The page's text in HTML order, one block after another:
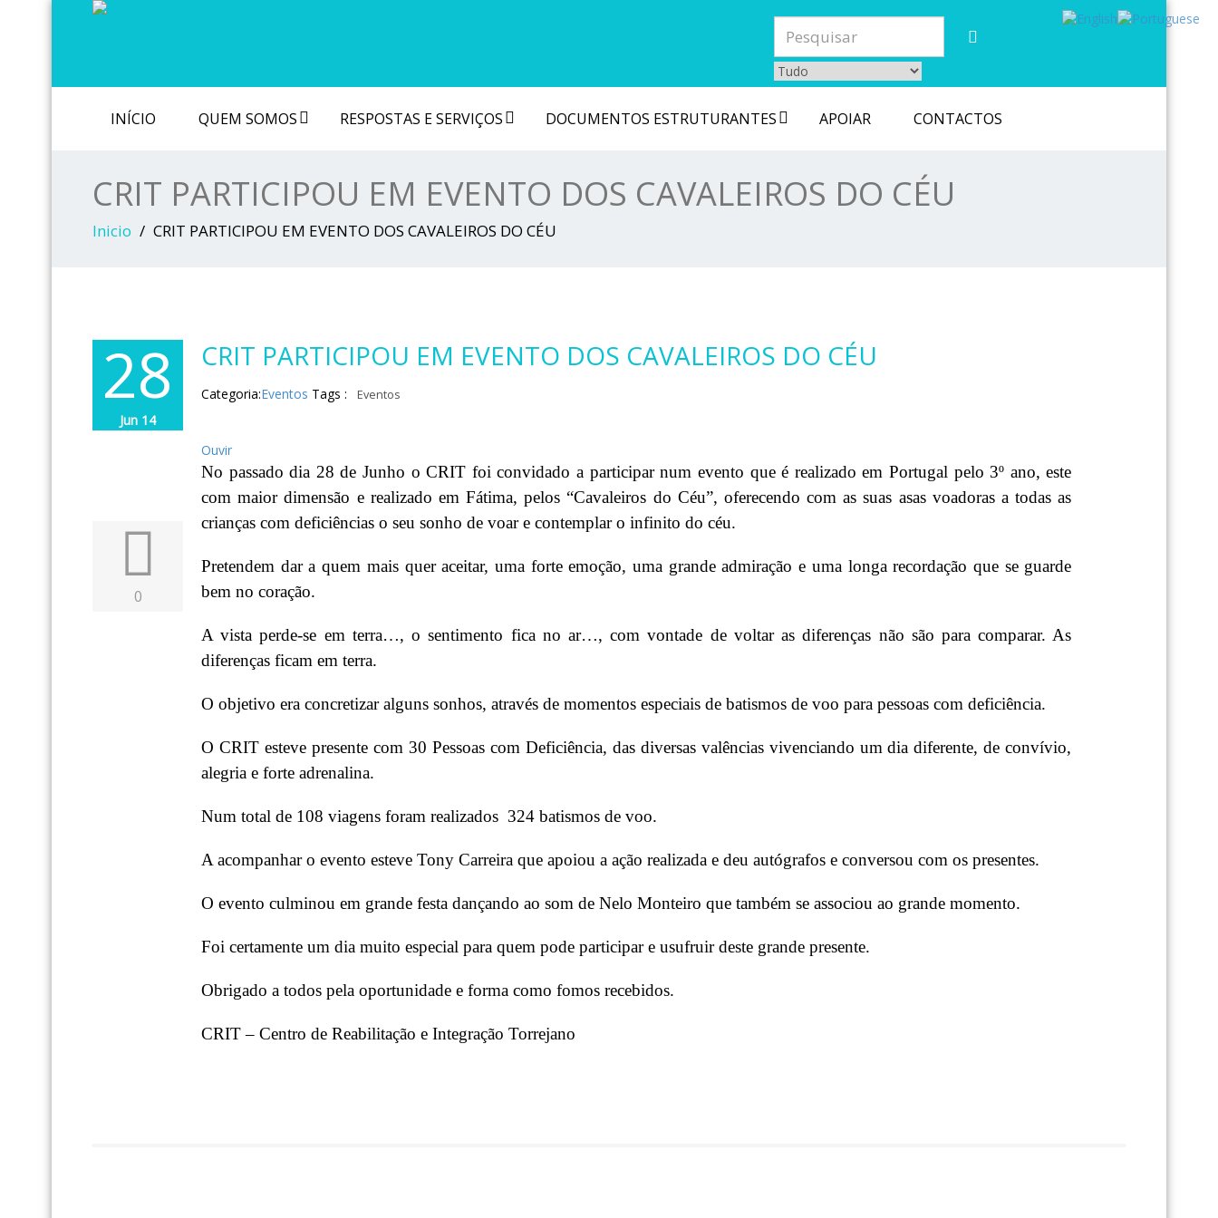
INÍCIO QUEM SOMOS RESPOSTAS E SERVIÇOS DOCUMENTOS ESTRUTURANTES APOIAR CONTACTOS
CRIT PARTICIPOU EM EVENTO DOS CAVALEIROS DO CÉU
Inicio CRIT PARTICIPOU EM EVENTO DOS CAVALEIROS DO CÉU
28
Jun 14
0
CRIT PARTICIPOU EM EVENTO DOS CAVALEIROS DO CÉU
Categoria:Eventos Tags : Eventos
Ouvir
No passado dia 28 de Junho o CRIT foi convidado a participar num evento que é realizado em Portugal pelo 3º ano, este
com maior dimensão e realizado em Fátima, pelos “Cavaleiros do Céu”, oferecendo com as suas asas voadoras a todas as
crianças com deficiências o seu sonho de voar e contemplar o infinito do céu.
Pretendem dar a quem mais quer aceitar, uma forte emoção, uma grande admiração e uma longa recordação que se guarde
bem no coração.
A vista perde-se em terra…, o sentimento fica no ar…, com vontade de voltar as diferenças não são para comparar. As
diferenças ficam em terra.
O objetivo era concretizar alguns sonhos, através de momentos especiais de batismos de voo para pessoas com deficiência.
O CRIT esteve presente com 30 Pessoas com Deficiência, das diversas valências vivenciando um dia diferente, de convívio,
alegria e forte adrenalina.
Num total de 108 viagens foram realizados 324 batismos de voo.
A acompanhar o evento esteve Tony Carreira que apoiou a ação realizada e deu autógrafos e conversou com os presentes.
O evento culminou em grande festa dançando ao som de Nelo Monteiro que também se associou ao grande momento.
Foi certamente um dia muito especial para quem pode participar e usufruir deste grande presente.
Obrigado a todos pela oportunidade e forma como fomos recebidos.
CRIT – Centro de Reabilitação e Integração Torrejano